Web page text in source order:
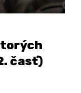
časť)